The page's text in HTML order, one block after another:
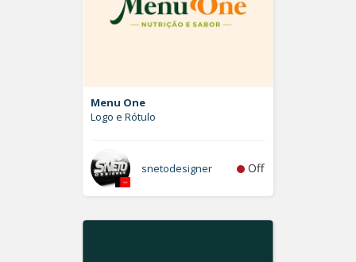
Menu One
Logo e Rótulo
snetodesigner Off